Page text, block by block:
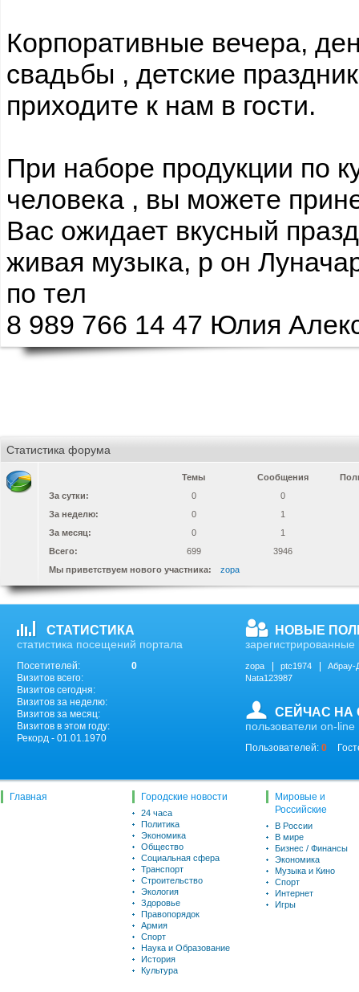
Корпоративные вечера,
свадьбы , детские
приходите к нам в гости.
При наборе продукции по
человека , вы можете
Вас ожидает вкусный
живая музыка, р он
по тел
8 989 766 14 47 Юлия
Статистика форума
Темы Сообщения
За сутки:
0
0
За неделю:
0
1
За месяц:
0
1
Всего:
699
3946
Мы приветствуем нового участника:
zopa
СТАТИСТИКА
статистика посещений портала
Посетителей:
0
Визитов всего:
Визитов сегодня:
Визитов за неделю:
Визитов за месяц:
Визитов в этом году:
Рекорд - 01.01.1970
НОВЫЕ
зарегистрированные
zopa ptc1974
Абрау-
Nata123987
СЕЙЧАС НА
пользователи on-line
Пользователей: 0
Главная Городские новости
24 часа
Политика
Экономика
Общество
Социальная сфера
Транспорт
Строительство
Экология
Здоровье
Правопорядок
Армия
Спорт
Наука и Образование
История
Культура
Мировые и
Российские
В России
В мире
Бизнес / Финансы
Экономика
Музыка и Кино
Спорт
Интернет
Игры